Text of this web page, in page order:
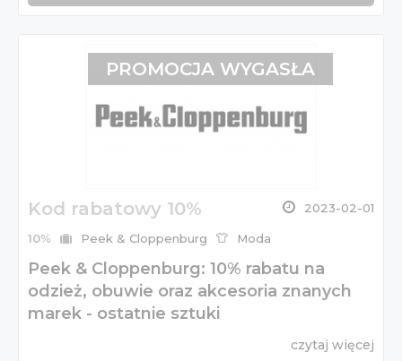
Kod rabatowy 10% 2023-02-01
10% Peek & Cloppenburg Moda
Peek & Cloppenburg: 10% rabatu na
odzież, obuwie oraz akcesoria znanych
marek - ostatnie sztuki
czytaj więcej
PROMOCJA WYGASŁA